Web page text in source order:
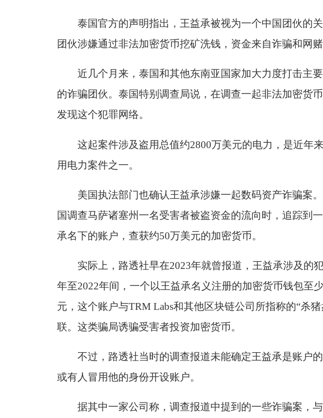
泰国官方的声明指出，王益承被视为一个中国团伙的
团伙涉嫌通过非法加密货币挖矿洗钱，资金来自诈骗和网赌
近几个月来，泰国和其他东南亚国家加大力度打击主
的诈骗团伙。泰国特别调查局说，在调查一起非法加密货币
发现这个犯罪网络。
这起案件涉及盗用总值约2800万美元的电力，是近年
用电力案件之一。
美国执法部门也确认王益承涉嫌一起数码资产诈骗案
国调查马萨诸塞州一名受害者被盗资金的流向时，追踪到
承名下的账户，查获约50万美元的加密货币。
实际上，路透社早在2023年就曾报道，王益承涉及的
年至2022年间，一个以王益承名义注册的加密货币钱包至
元，这个账户与TRM Labs和其他区块链公司所指称的“杀
联。这类骗局诱骗受害者投资加密货币。
不过，路透社当时的调查报道未能确定王益承是账户
或有人冒用他的身份开设账户。
据其中一家公司称，调查报道中提到的一些诈骗案，